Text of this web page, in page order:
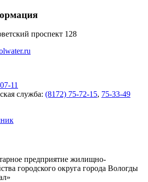
проспект 128
11
служба: (8172) 75-72-15, 75-33-49
предприятие жилищно-
городского округа города Вологды